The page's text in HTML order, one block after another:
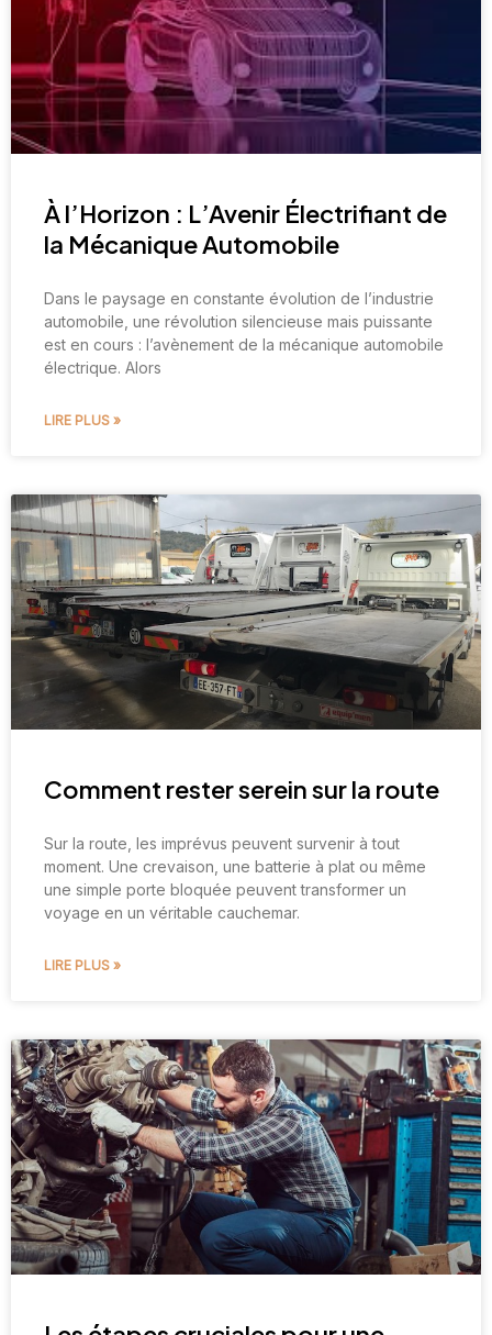
À l’Horizon : L’Avenir Électrifiant de
la Mécanique Automobile
Dans le paysage en constante évolution de l’industrie
automobile, une révolution silencieuse mais puissante
est en cours : l’avènement de la mécanique automobile
électrique. Alors
LIRE PLUS »
Comment rester serein sur la route
Sur la route, les imprévus peuvent survenir à tout
moment. Une crevaison, une batterie à plat ou même
une simple porte bloquée peuvent transformer un
voyage en un véritable cauchemar.
LIRE PLUS »